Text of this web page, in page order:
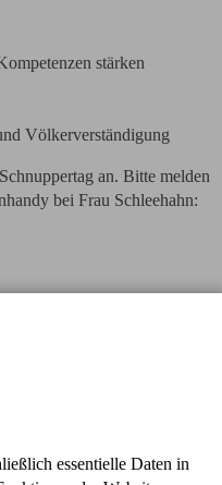
stärken
Völkerverständigung
an. Bitte melden
bei Frau Schleehahn:
Dollingerhof
essentielle Daten in